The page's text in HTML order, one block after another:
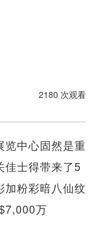
2180 次观看
览中心固然是重
佳士得带来了5
加粉彩暗八仙纹
万